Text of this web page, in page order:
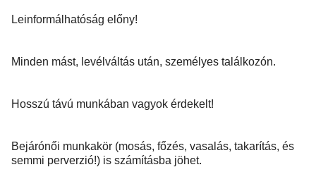
Leinformálhatóság előny!
Minden mást, levélváltás után, személyes találkozón.
Hosszú távú munkában vagyok érdekelt!
Bejárónői munkakör (mosás, főzés, vasalás, takarítás, és
semmi perverzió!) is számításba jöhet.